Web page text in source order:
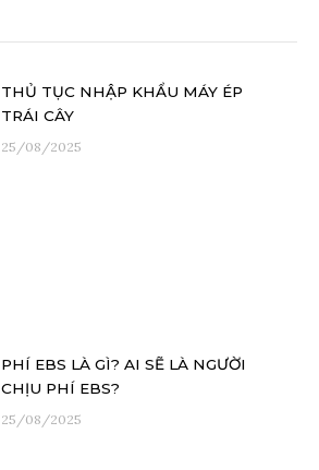
THỦ TỤC NHẬP KHẨU MÁY ÉP
TRÁI CÂY
25/08/2025
PHÍ EBS LÀ GÌ? AI SẼ LÀ NGƯỜI
CHỊU PHÍ EBS?
25/08/2025